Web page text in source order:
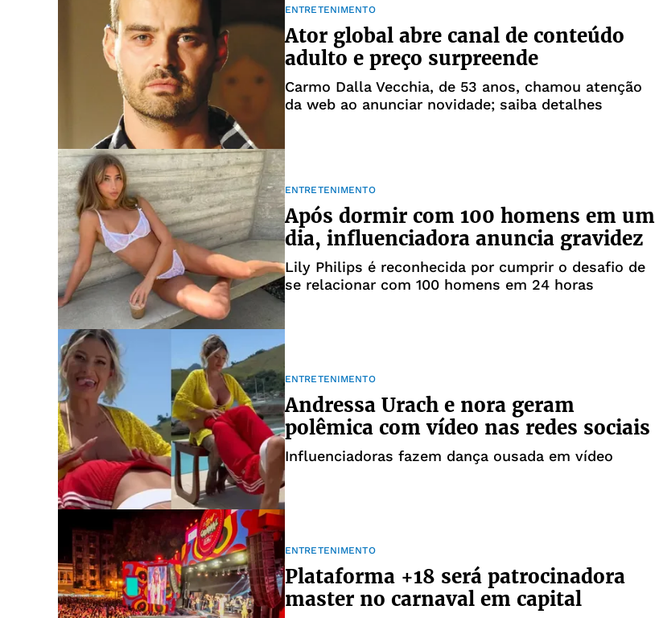
ENTRETENIMENTO
Ator global abre canal de conteúdo
adulto e preço surpreende
Carmo Dalla Vecchia, de 53 anos, chamou atenção
da web ao anunciar novidade; saiba detalhes
ENTRETENIMENTO
Após dormir com 100 homens em um
dia, influenciadora anuncia gravidez
Lily Philips é reconhecida por cumprir o desafio de
se relacionar com 100 homens em 24 horas
ENTRETENIMENTO
Andressa Urach e nora geram
polêmica com vídeo nas redes sociais
Influenciadoras fazem dança ousada em vídeo
ENTRETENIMENTO
Plataforma +18 será patrocinadora
master no carnaval em capital